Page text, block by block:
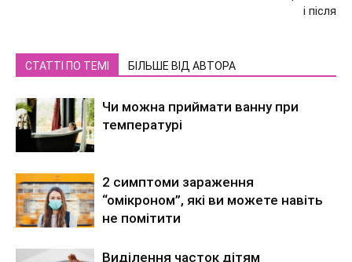
і після
СТАТТІ ПО ТЕМІ БІЛЬШЕ ВІД АВТОРА
Чи можна приймати ванну при
температурі
2 симптоми зараження
“омікроном”, які ви можете навіть
не помітити
Виділення часток дітям